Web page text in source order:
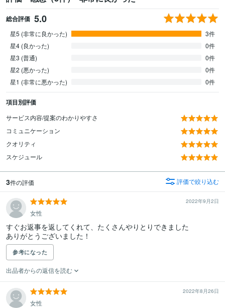
総合評価 5.0
星5 (非常に良かった)
3件
星4 (良かった)
0件
星3 (普通)
0件
星2 (悪かった)
0件
星1 (非常に悪かった)
0件
項目別評価
サービス内容/提案のわかりやすさ
コミュニケーション
クオリティ
スケジュール
3件の評価 評価で絞り込む
2022年9月2日
女性
すぐお返事を返してくれて、たくさんやりとりできました
ありがとうございました！
参考になった
出品者からの返信を読む
2022年8月26日
女性